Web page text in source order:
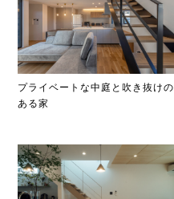
プライベートな中庭と吹き抜けの
ある家